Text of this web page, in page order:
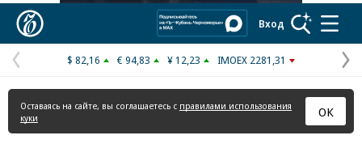
Вход
Предыдущая
страница
$ 82,16 € 94,83 ¥ 12,23 IMOEX 2281,31
Оставаясь на сайте, вы соглашаетесь с правилами использования
куки
ОК